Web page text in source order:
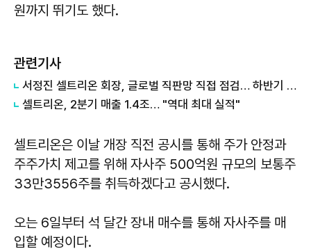
원까지 뛰기도 했다.
관련기사
서정진 셀트리온 회장, 글로벌 직판망 직접 점검… 하반기 매출 확대 총력
셀트리온, 2분기 매출 1.4조… "역대 최대 실적"
셀트리온은 이날 개장 직전 공시를 통해 주가 안정과
주주가치 제고를 위해 자사주 500억원 규모의 보통주
33만3556주를 취득하겠다고 공시했다.
오는 6일부터 석 달간 장내 매수를 통해 자사주를 매
입할 예정이다.